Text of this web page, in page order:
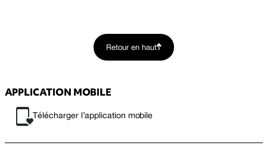
Retour en haut
APPLICATION MOBILE
Télécharger l’application mobile